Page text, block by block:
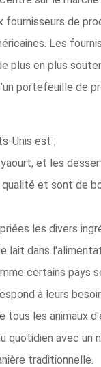
de
Les
en plus
portefeuille de
Unis est ;
et les
et sont de
les divers
lait dans
certains
à leurs
les animaux
quotidien avec
traditionnelle.